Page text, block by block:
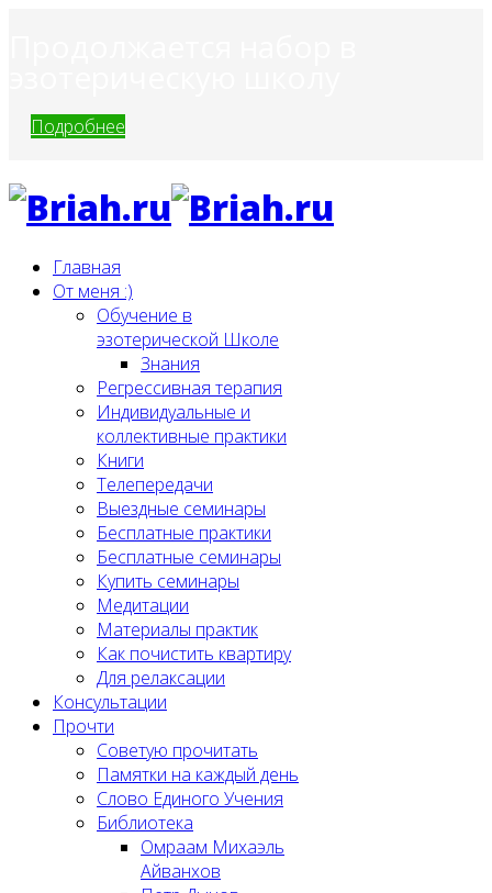
Подробнее
Главная
От меня :)
Обучение в
эзотерической Школе
Знания
Регрессивная терапия
Индивидуальные и
коллективные практики
Книги
Телепередачи
Выездные семинары
Бесплатные практики
Бесплатные семинары
Купить семинары
Медитации
Материалы практик
Как почистить квартиру
Для релаксации
Консультации
Прочти
Советую прочитать
Памятки на каждый день
Слово Единого Учения
Библиотека
Омраам Михаэль
Айванхов